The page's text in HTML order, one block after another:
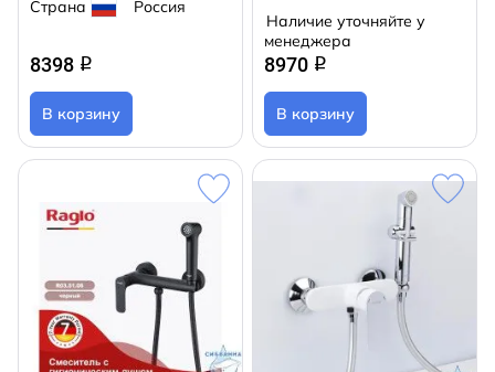
Страна Россия
8398 q
В корзину
Наличие уточняйте у
менеджера
8970 q
В корзину